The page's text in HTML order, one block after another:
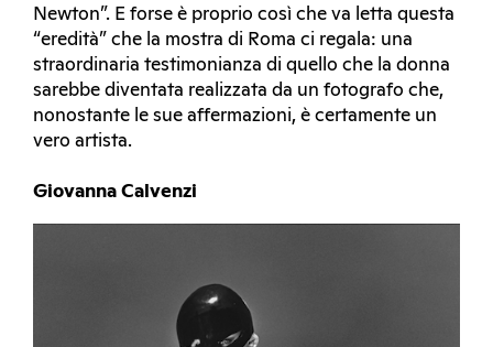
Newton”. E forse è proprio così che va letta questa
“eredità” che la mostra di Roma ci regala: una
straordinaria testimonianza di quello che la donna
sarebbe diventata realizzata da un fotografo che,
nonostante le sue affermazioni, è certamente un
vero artista.
Giovanna Calvenzi